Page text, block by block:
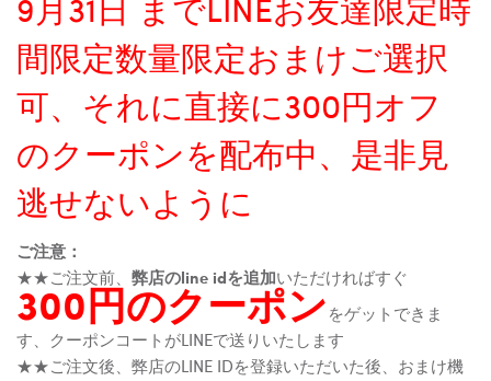
間限定数量限定おまけご選択
可、それに直接に300円オフ
のクーポンを配布中、是非見
逃せないように
ご注意：
★★ご注文前、 弊店のline idを追加いただければすぐ
300円のクーポンをゲットできま
す、クーポンコートがLINEで送りいたします
★★ご注文後、弊店のLINE IDを登録いただいた後、おまけ機